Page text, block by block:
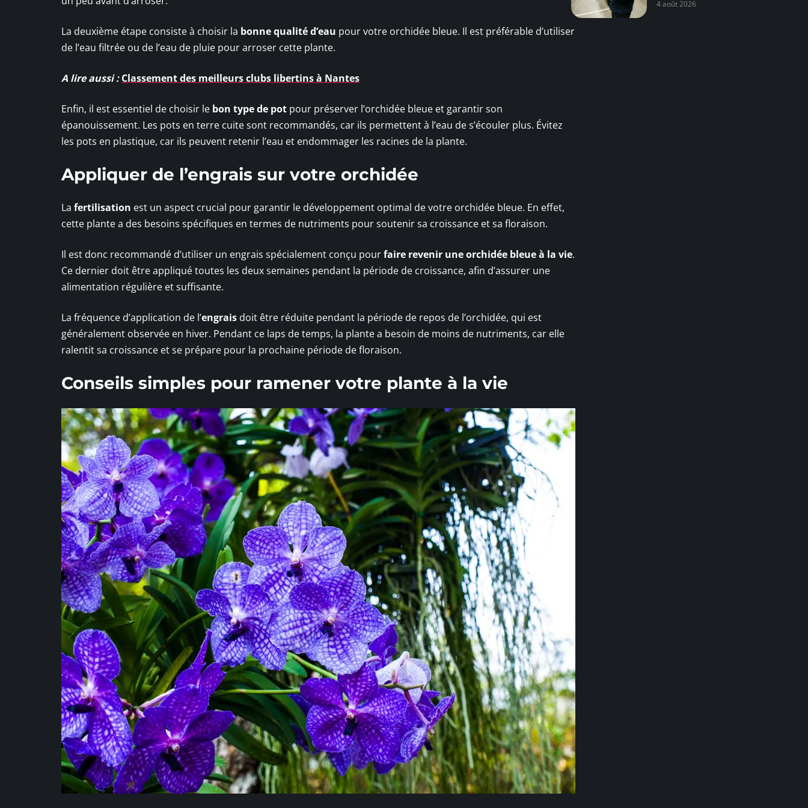
La deuxième étape consiste à choisir la bonne qualité d’eau pour votre orchidée bleue. Il est préférable d’utiliser
de l’eau filtrée ou de l’eau de pluie pour arroser cette plante.
A lire aussi : Classement des meilleurs clubs libertins à Nantes
Enfin, il est essentiel de choisir le bon type de pot pour préserver l’orchidée bleue et garantir son
épanouissement. Les pots en terre cuite sont recommandés, car ils permettent à l’eau de s’écouler plus. Évitez
les pots en plastique, car ils peuvent retenir l’eau et endommager les racines de la plante.
Appliquer de l’engrais sur votre orchidée
La fertilisation est un aspect crucial pour garantir le développement optimal de votre orchidée bleue. En effet,
cette plante a des besoins spécifiques en termes de nutriments pour soutenir sa croissance et sa floraison.
Il est donc recommandé d’utiliser un engrais spécialement conçu pourfaire revenir une orchidée bleue à la vie.
Ce dernier doit être appliqué toutes les deux semaines pendant la période de croissance, afin d’assurer une
alimentation régulière et suffisante.
La fréquence d’application de l’engrais doit être réduite pendant la période de repos de l’orchidée, qui est
généralement observée en hiver. Pendant ce laps de temps, la plante a besoin de moins de nutriments, car elle
ralentit sa croissance et se prépare pour la prochaine période de floraison.
Conseils simples pour ramener votre plante à la vie
4 août 2026